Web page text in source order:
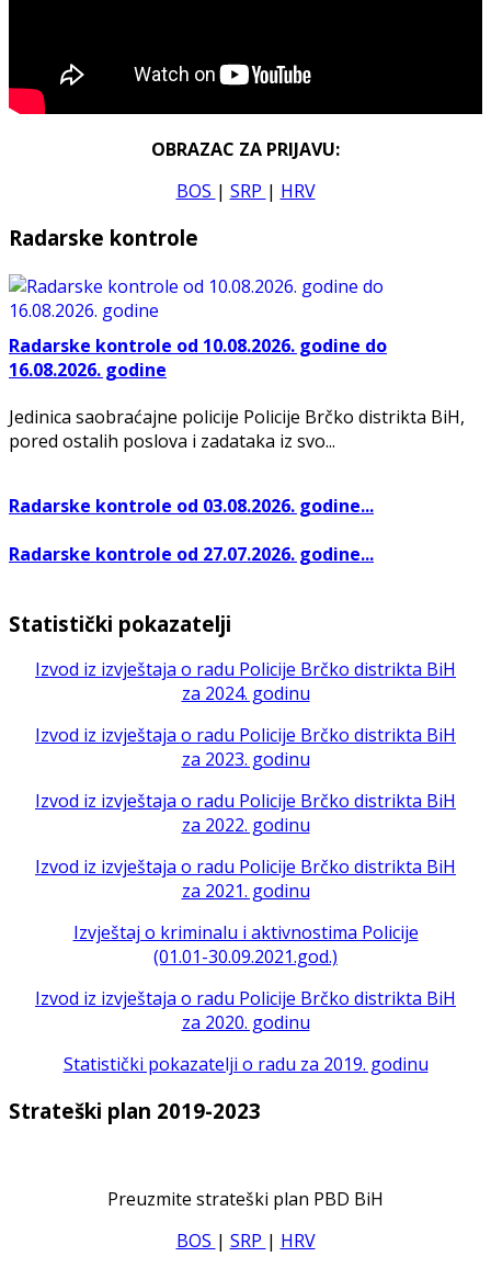
OBRAZAC ZA PRIJAVU:
BOS | SRP | HRV
Radarske kontrole
Radarske kontrole od 10.08.2026. godine do
16.08.2026. godine
Jedinica saobraćajne policije Policije Brčko distrikta BiH,
pored ostalih poslova i zadataka iz svo...
Radarske kontrole od 03.08.2026. godine...
Radarske kontrole od 27.07.2026. godine...
Statistički pokazatelji
Izvod iz izvještaja o radu Policije Brčko distrikta BiH
za 2024. godinu
Izvod iz izvještaja o radu Policije Brčko distrikta BiH
za 2023. godinu
Izvod iz izvještaja o radu Policije Brčko distrikta BiH
za 2022. godinu
Izvod iz izvještaja o radu Policije Brčko distrikta BiH
za 2021. godinu
Izvještaj o kriminalu i aktivnostima Policije
(01.01-30.09.2021.god.)
Izvod iz izvještaja o radu Policije Brčko distrikta BiH
za 2020. godinu
Statistički pokazatelji o radu za 2019. godinu
Strateški plan 2019-2023
Preuzmite strateški plan PBD BiH
BOS | SRP | HRV